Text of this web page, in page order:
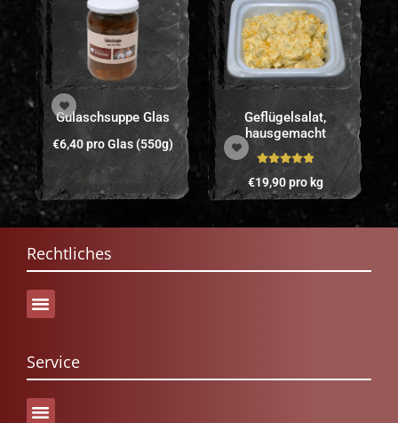
Gulaschsuppe Glas
€6,40pro Glas (550g)
Geflügelsalat,
hausgemacht
Bewertet mit
5.00von 5
€19,90pro kg
Rechtliches
Service